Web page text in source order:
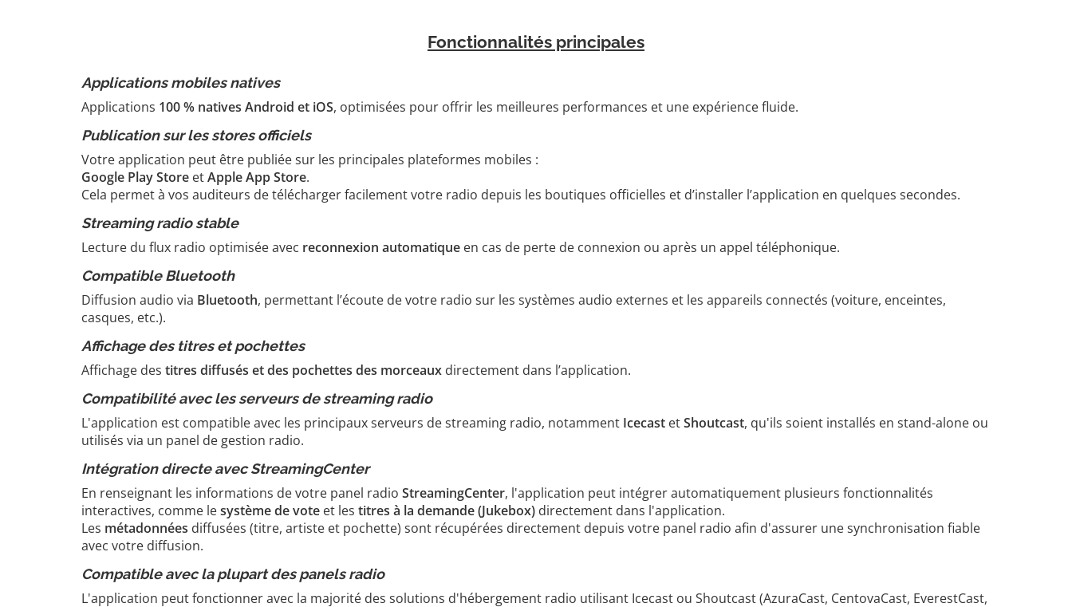
Fonctionnalités principales
Applications mobiles natives
Applications 100 % natives Android et iOS, optimisées pour offrir les meilleures performances et une expérience fluide.
Publication sur les stores officiels
Votre application peut être publiée sur les principales plateformes mobiles :
Google Play Store etApple App Store.
Cela permet à vos auditeurs de télécharger facilement votre radio depuis les boutiques officielles et d’installer l’application en quelques secondes.
Streaming radio stable
Lecture du flux radio optimisée avec reconnexion automatique en cas de perte de connexion ou après un appel téléphonique.
Compatible Bluetooth
Diffusion audio via Bluetooth, permettant l’écoute de votre radio sur les systèmes audio externes et les appareils connectés (voiture, enceintes,
casques, etc.).
Affichage des titres et pochettes
Affichage des titres diffusés et des pochettes des morceaux directement dans l’application.
Compatibilité avec les serveurs de streaming radio
L'application est compatible avec les principaux serveurs de streaming radio, notamment Icecast etShoutcast, qu'ils soient installés en stand-alone ou
utilisés via un panel de gestion radio.
Intégration directe avec StreamingCenter
En renseignant les informations de votre panel radio StreamingCenter, l'application peut intégrer automatiquement plusieurs fonctionnalités
interactives, comme lesystème de vote et les titres à la demande (Jukebox) directement dans l'application.
Les métadonnées diffusées (titre, artiste et pochette) sont récupérées directement depuis votre panel radio afin d'assurer une synchronisation fiable
avec votre diffusion.
Compatible avec la plupart des panels radio
L'application peut fonctionner avec la majorité des solutions d'hébergement radio utilisant Icecast ou Shoutcast (AzuraCast, CentovaCast, EverestCast,